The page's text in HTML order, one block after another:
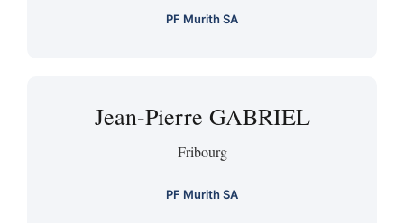
PF Murith SA
Jean-Pierre GABRIEL
Fribourg
PF Murith SA